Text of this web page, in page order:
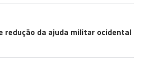
redução da ajuda militar ocidental